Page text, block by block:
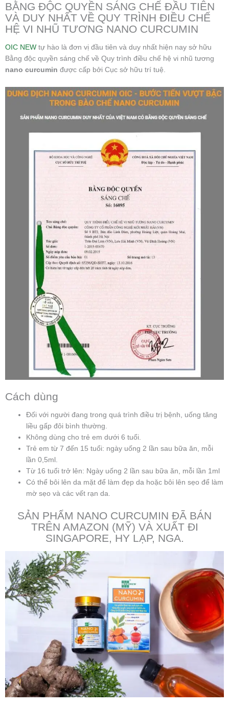
BẰNG ĐỘC QUYỀN SÁNG CHẾ ĐẦU TIÊN
VÀ DUY NHẤT VỀ QUY TRÌNH ĐIỀU CHẾ
HỆ VI NHŨ TƯƠNG NANO CURCUMIN
OIC NEW tự hào là đơn vị đầu tiên và duy nhất hiện nay sở hữu
Bằng độc quyền sáng chế về Quy trình điều chế hệ vi nhũ tương
nano curcumin được cấp bởi Cục sở hữu trí tuệ.
Cách dùng
Đối với người đang trong quá trình điều trị bệnh, uống tăng
liều gấp đôi bình thường.
Không dùng cho trẻ em dưới 6 tuổi.
Trẻ em từ 7 đến 15 tuổi: ngày uống 2 lần sau bữa ăn, mỗi
lần 0,5ml.
Từ 16 tuổi trở lên: Ngày uống 2 lần sau bữa ăn, mỗi lần 1ml
Có thể bôi lên da mặt để làm đẹp da hoặc bôi lên sẹo để làm
mờ sẹo và các vết rạn da.
SẢN PHẨM NANO CURCUMIN ĐÃ BÁN
TRÊN AMAZON (MỸ) VÀ XUẤT ĐI
SINGAPORE, HY LẠP, NGA.